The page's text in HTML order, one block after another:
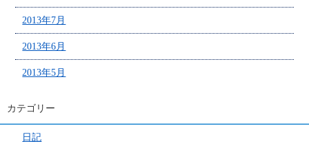
2013年7月
2013年6月
2013年5月
カテゴリー
日記